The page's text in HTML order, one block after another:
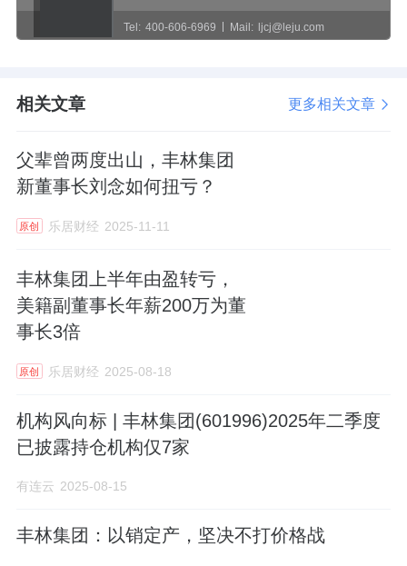
Tel: 400-606-6969 Mail: ljcj@leju.com
相关文章 更多相关文章
父辈曾两度出山，丰林集团
新董事长刘念如何扭亏？
原创 乐居财经 2025-11-11
丰林集团上半年由盈转亏，
美籍副董事长年薪200万为董
事长3倍
原创 乐居财经 2025-08-18
机构风向标 | 丰林集团(601996)2025年二季度
已披露持仓机构仅7家
有连云 2025-08-15
丰林集团：以销定产，坚决不打价格战